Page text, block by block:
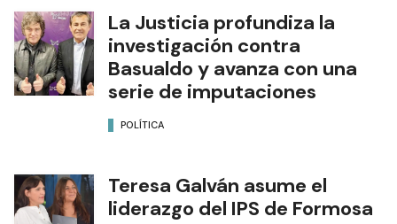
La Justicia profundiza la
investigación contra
Basualdo y avanza con una
serie de imputaciones
POLÍTICA
Teresa Galván asume el
liderazgo del IPS de Formosa